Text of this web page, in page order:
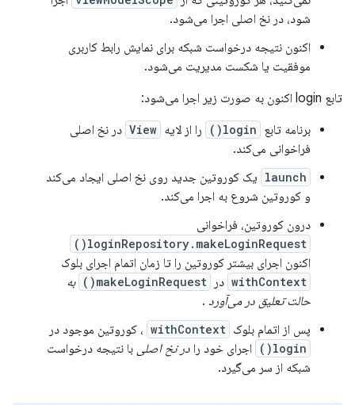
شود، در نخ اصلی اجرا می‌شود.
اکنون نتیجه درخواست شبکه برای نمایش رابط کاربری
موفقیت یا شکست مدیریت می‌شود.
تابع login اکنون به صورت زیر اجرا می‌شود:
برنامه تابع login() را از لایه View در نخ اصلی
فراخوانی می‌کند.
launch یک کوروتین جدید روی نخ اصلی ایجاد می‌کند
و کوروتین شروع به اجرا می‌کند.
درون کوروتین، فراخوانی
loginRepository.makeLoginRequest()
اکنون اجرای بیشتر کوروتین را تا زمان اتمام اجرای بلوک
withContext در makeLoginRequest()
به
حالت تعلیق در می‌آورد .
پس از اتمام بلوک withContext ، کوروتین موجود در
login() اجرای خود را در نخ اصلی با نتیجه درخواست
شبکه از سر می‌گیرد.